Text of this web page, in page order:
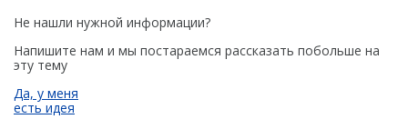
InnoSpector
Гидрография
Не нашли нужной информации?
Напишите нам и мы постараемся рассказать побольше на
эту тему
Да, у меня
есть идея